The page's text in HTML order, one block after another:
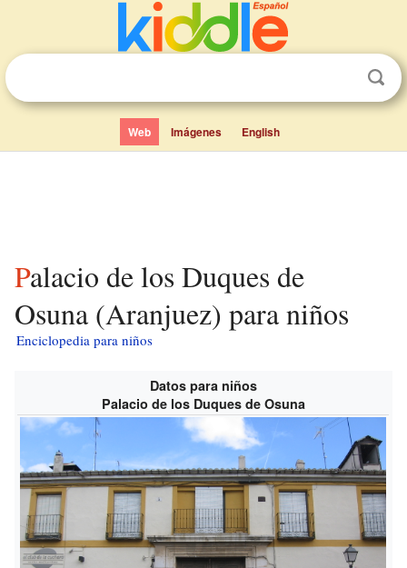
Web Imágenes English
Palacio de los Duques de
Osuna (Aranjuez) para niños
Enciclopedia para niños
Datos para niños
Palacio de los Duques de Osuna